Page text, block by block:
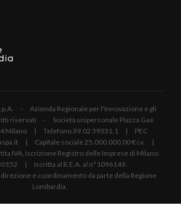
- Azienda Regionale per l'Innovazione e gli
riservati - Società unipersonale Piazza Gae
Milano | Telefono 39.02 39331.1 | PEC
| Capitale sociale 25.000.000,00 € i.v. |
IVA, Iscrizione Registro delle Imprese di Milano
| Iscritta al R.E.A. al n°1096149.
direzione e coordinamento da parte della Regione
Lombardia.